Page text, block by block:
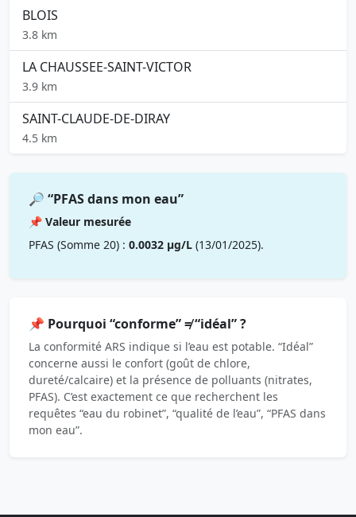
BLOIS
3.8 km
LA CHAUSSEE-SAINT-VICTOR
3.9 km
SAINT-CLAUDE-DE-DIRAY
4.5 km
🔎 “PFAS dans mon eau”
📌 Valeur mesurée
PFAS (Somme 20) : 0.0032 µg/L (13/01/2025).
📌 Pourquoi “conforme” ≠ “idéal” ?
La conformité ARS indique si l’eau est potable. “Idéal”
concerne aussi le confort (goût de chlore,
dureté/calcaire) et la présence de polluants (nitrates,
PFAS). C’est exactement ce que recherchent les
requêtes “eau du robinet”, “qualité de l’eau”, “PFAS dans
mon eau”.